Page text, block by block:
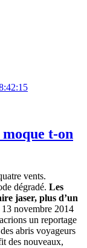
t-on
vents.
dégradé. Les
jaser, plus d’un
novembre 2014
un reportage
abris voyageurs
des nouveaux,